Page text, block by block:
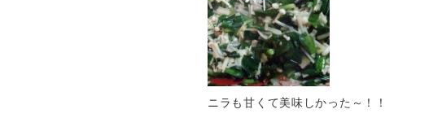
ニラも甘くて美味しかった～！！